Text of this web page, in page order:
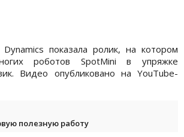
показала ролик, на котором
роботов SpotMini в упряжке
Видео опубликовано на YouTube-
полезную работу